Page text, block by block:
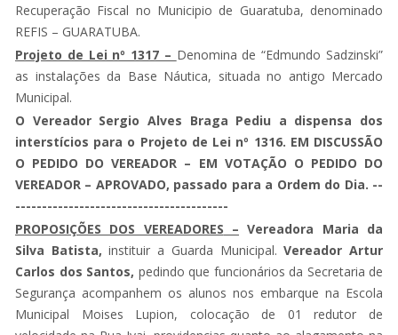
Recuperação Fiscal no Municipio de Guaratuba, denominado
REFIS – GUARATUBA.
Projeto de Lei nº 1317 – Denomina de “Edmundo Sadzinski”
as instalações da Base Náutica, situada no antigo Mercado
Municipal.
O Vereador Sergio Alves Braga Pediu a dispensa dos
interstícios para o Projeto de Lei nº 1316. EM DISCUSSÃO
O PEDIDO DO VEREADOR – EM VOTAÇÃO O PEDIDO DO
VEREADOR – APROVADO, passado para a Ordem do Dia. --
----------------------------------------
PROPOSIÇÕES DOS VEREADORES – Vereadora Maria da
Silva Batista,instituir a Guarda Municipal.Vereador Artur
Carlos dos Santos, pedindo que funcionários da Secretaria de
Segurança acompanhem os alunos nos embarque na Escola
Municipal Moises Lupion, colocação de 01 redutor de